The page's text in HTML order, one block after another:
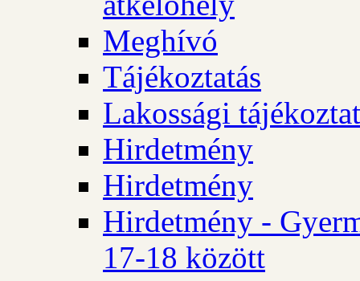
Meghívó
Tájékoztatás
Lakossági
Hirdetmény
Hirdetmény
Hirdetmény -
17-18 között